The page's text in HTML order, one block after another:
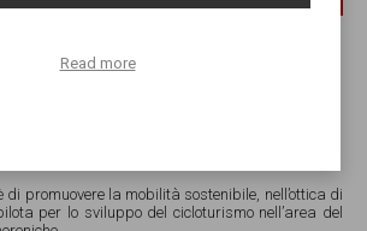
info@lalittorinadelmincio.it
di promuovere la mobilità sostenibile, nell’ottica di
per lo sviluppo del cicloturismo nell’area del
Read more